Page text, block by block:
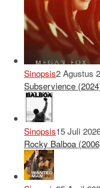
Sinopsis2 Agustus
Subservience
Sinopsis15 Juli
Rocky Balboa